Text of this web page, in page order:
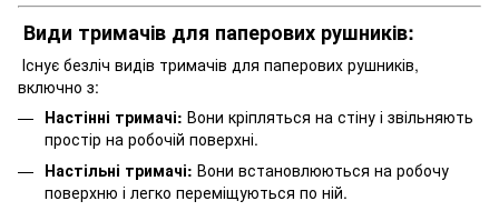
Види тримачів для паперових рушників:
Існує безліч видів тримачів для паперових рушників,
включно з:
Настінні тримачі: Вони кріпляться на стіну і звільняють
простір на робочій поверхні.
Настільні тримачі: Вони встановлюються на робочу
поверхню і легко переміщуються по ній.